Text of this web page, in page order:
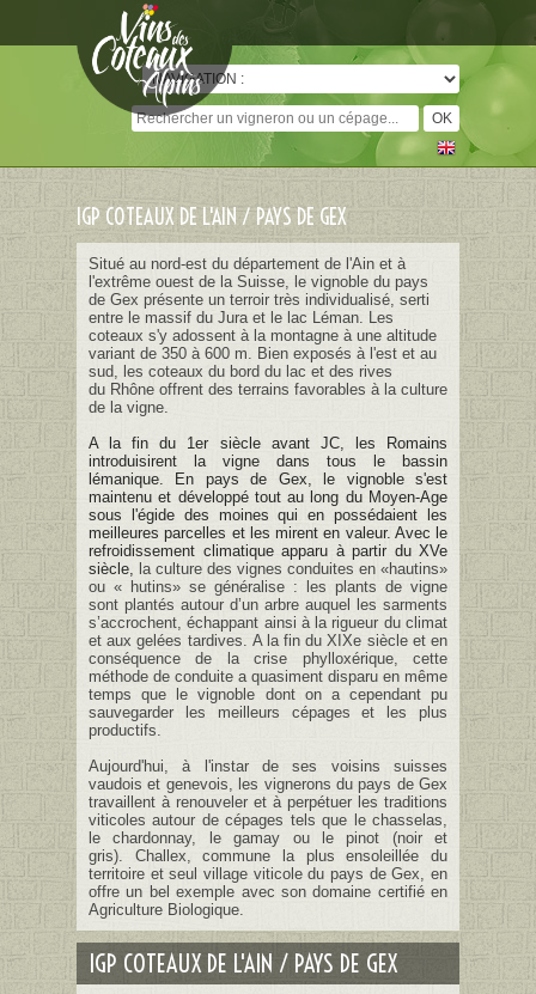
IGP COTEAUX DE L'AIN / PAYS DE GEX
Situé au nord-est du département de l'Ain et à
l'extrême ouest de la Suisse, le vignoble du pays
de Gex présente un terroir très individualisé, serti
entre le massif du Jura et le lac Léman. Les
coteaux s'y adossent à la montagne à une altitude
variant de 350 à 600 m. Bien exposés à l'est et au
sud, les coteaux du bord du lac et des rives
du Rhône offrent des terrains favorables à la culture
de la vigne.
A la fin du 1er siècle avant JC, les Romains
introduisirent la vigne dans tous le bassin
lémanique. En pays de Gex, le vignoble s'est
maintenu et développé tout au long du Moyen-Age
sous l'égide des moines qui en possédaient les
meilleures parcelles et les mirent en valeur. Avec le
refroidissement climatique apparu à partir du XVe
siècle, la culture des vignes conduites en «hautins»
ou « hutins» se généralise : les plants de vigne
sont plantés autour d’un arbre auquel les sarments
s’accrochent, échappant ainsi à la rigueur du climat
et aux gelées tardives. A la fin du XIXe siècle et en
conséquence de la crise phylloxérique, cette
méthode de conduite a quasiment disparu en même
temps que le vignoble dont on a cependant pu
sauvegarder les meilleurs cépages et les plus
productifs.
Aujourd'hui, à l'instar de ses voisins suisses
vaudois et genevois, les vignerons du pays de Gex
travaillent à renouveler et à perpétuer les traditions
viticoles autour de cépages tels que le chasselas,
le chardonnay, le gamay ou le pinot (noir et
gris). Challex, commune la plus ensoleillée du
territoire et seul village viticole du pays de Gex, en
offre un bel exemple avec son domaine certifié en
Agriculture Biologique.
IGP COTEAUX DE L'AIN / PAYS DE GEX
Cookies management panel